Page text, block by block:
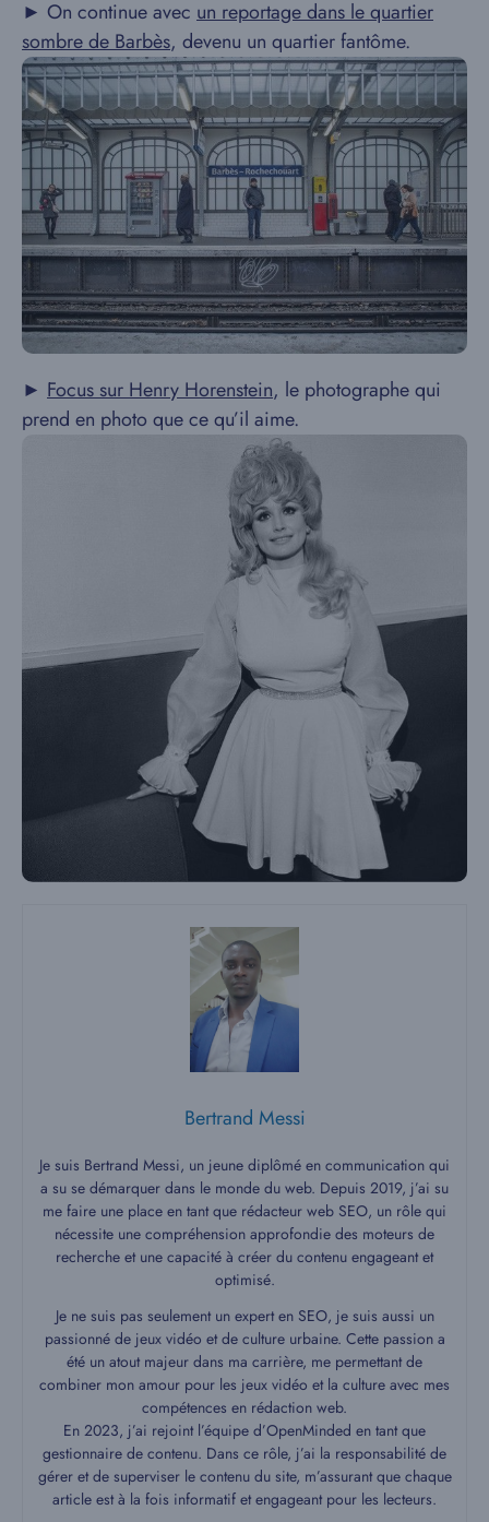
► On continue avec un reportage dans le quartier
sombre de Barbès, devenu un quartier fantôme.
► Focus sur Henry Horenstein, le photographe qui
prend en photo que ce qu’il aime.
Bertrand Messi
Je suis Bertrand Messi, un jeune diplômé en communication qui
a su se démarquer dans le monde du web. Depuis 2019, j’ai su
me faire une place en tant que rédacteur web SEO, un rôle qui
nécessite une compréhension approfondie des moteurs de
recherche et une capacité à créer du contenu engageant et
optimisé.
Je ne suis pas seulement un expert en SEO, je suis aussi un
passionné de jeux vidéo et de culture urbaine. Cette passion a
été un atout majeur dans ma carrière, me permettant de
combiner mon amour pour les jeux vidéo et la culture avec mes
compétences en rédaction web.
En 2023, j’ai rejoint l’équipe d’OpenMinded en tant que
gestionnaire de contenu. Dans ce rôle, j’ai la responsabilité de
gérer et de superviser le contenu du site, m’assurant que chaque
article est à la fois informatif et engageant pour les lecteurs.